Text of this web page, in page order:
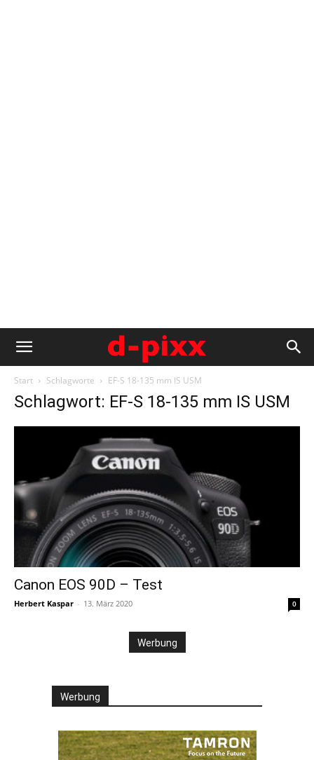
Start Schlagworte EF-S 18-135 mm IS USM
Schlagwort: EF-S 18-135 mm IS USM
Canon EOS 90D – Test
Herbert Kaspar - 13. März 2020 0
Werbung
Werbung